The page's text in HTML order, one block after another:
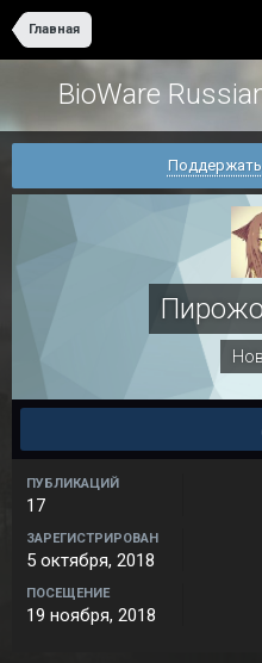
Главная
BioWare
Поддержать
ПУБЛИКАЦИЙ
17
ЗАРЕГИСТРИРОВАН
5 октября, 2018
ПОСЕЩЕНИЕ
19 ноября, 2018